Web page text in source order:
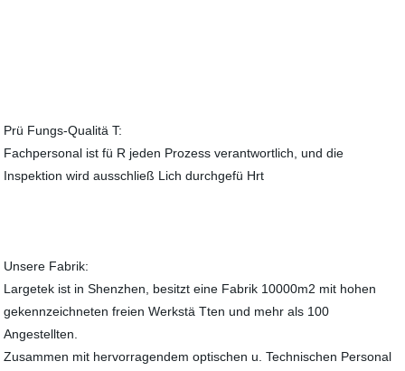
Prü Fungs-Qualitä T:
Fachpersonal ist fü R jeden Prozess verantwortlich, und die
Inspektion wird ausschließ Lich durchgefü Hrt
Unsere Fabrik:
Largetek ist in Shenzhen, besitzt eine Fabrik 10000m2 mit hohen
gekennzeichneten freien Werkstä Tten und mehr als 100
Angestellten.
Zusammen mit hervorragendem optischen u. Technischen Personal